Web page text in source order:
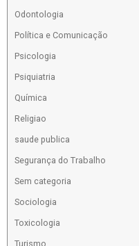
Odontologia
Política e Comunicação
Psicologia
Psiquiatria
Química
Religiao
saude publica
Segurança do Trabalho
Sem categoria
Sociologia
Toxicologia
Turismo